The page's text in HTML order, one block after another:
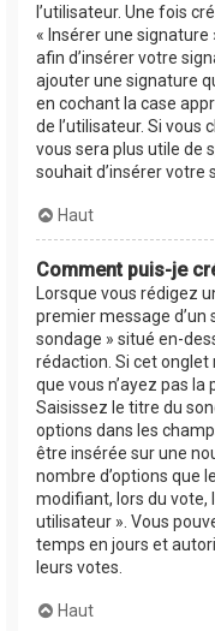
l’utilisateur. Une fois
« Insérer une
afin d’insérer votre
ajouter une signature
en cochant la case
de l’utilisateur. Si vous
vous sera plus utile de
souhait d’insérer votre
Haut
Comment puis-je
Lorsque vous rédigez
premier message d’un
sondage » situé en-
rédaction. Si cet onglet
que vous n’ayez pas la
Saisissez le titre du
options dans les
être insérée sur une
nombre d’options que
modifiant, lors du vote,
utilisateur ». Vous
temps en jours et
leurs votes.
Haut